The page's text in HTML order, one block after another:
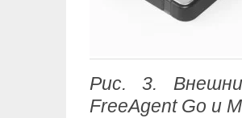
Рис. 3.
FreeAgent Go и